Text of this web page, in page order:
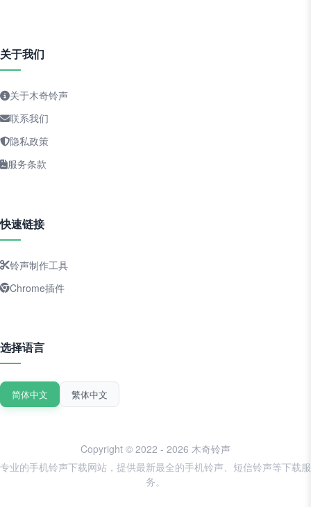
关于我们
关于木奇铃声
联系我们
隐私政策
服务条款
快速链接
铃声制作工具
Chrome插件
选择语言
简体中文 繁体中文
Copyright © 2022 - 2026 木奇铃声
专业的手机铃声下载网站，提供最新最全的手机铃声、短信铃声等下载服
务。